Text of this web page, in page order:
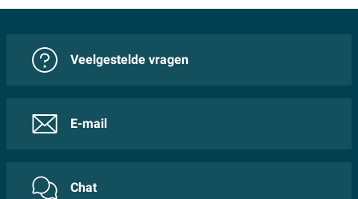
Veelgestelde vragen
E-mail
Chat